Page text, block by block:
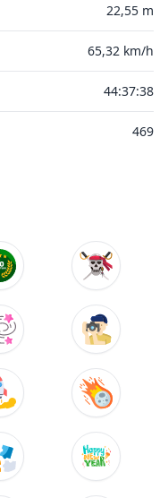
22,55 m
65,32 km/h
44:37:38
469